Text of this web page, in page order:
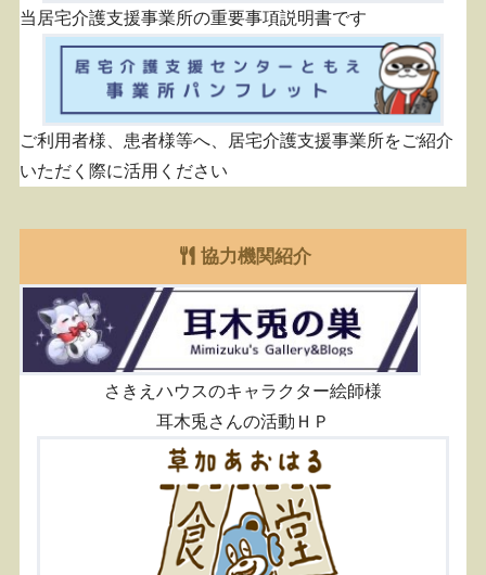
当居宅介護支援事業所の重要事項説明書です
ご利用者様、患者様等へ、居宅介護支援事業所をご紹介
いただく際に活用ください
協力機関紹介
さきえハウスのキャラクター絵師様
耳木兎さんの活動ＨＰ